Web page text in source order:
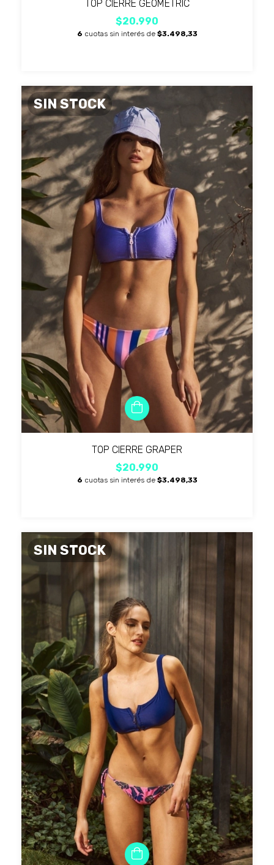
TOP CIERRE GEOMETRIC
$20.990
6 cuotas sin interés de $3.498,33
SIN STOCK
TOP CIERRE GRAPER
$20.990
6 cuotas sin interés de $3.498,33
SIN STOCK